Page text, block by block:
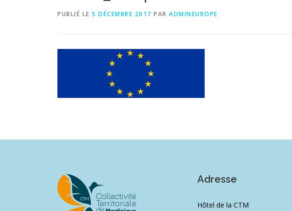
PUBLIÉ LE 5 DÉCEMBRE 2017 PAR ADMINEUROPE
Adresse
Hôtel de la CTM